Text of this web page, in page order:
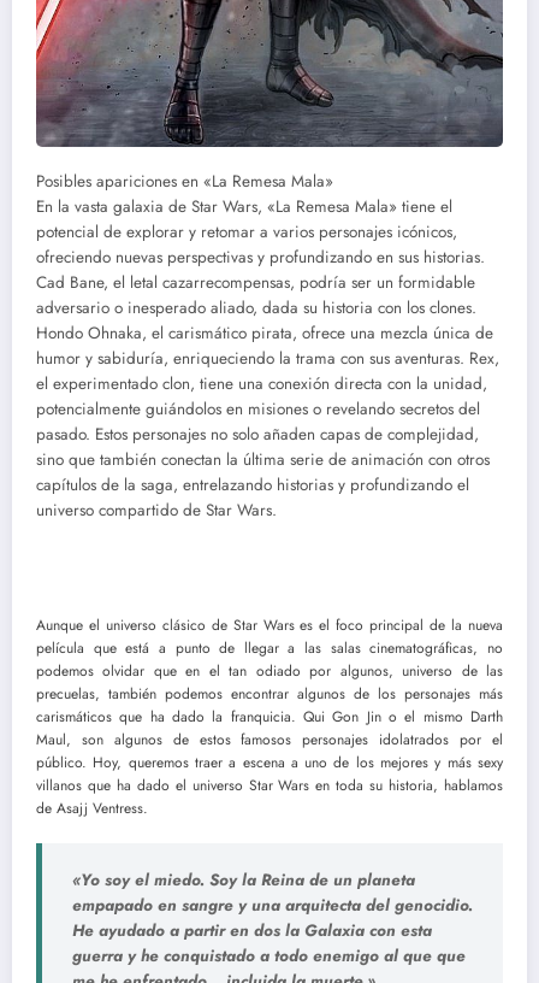
Posibles apariciones en «La Remesa Mala»
En la vasta galaxia de Star Wars, «La Remesa Mala» tiene el
potencial de explorar y retomar a varios personajes icónicos,
ofreciendo nuevas perspectivas y profundizando en sus historias.
Cad Bane, el letal cazarrecompensas, podría ser un formidable
adversario o inesperado aliado, dada su historia con los clones.
Hondo Ohnaka, el carismático pirata, ofrece una mezcla única de
humor y sabiduría, enriqueciendo la trama con sus aventuras. Rex,
el experimentado clon, tiene una conexión directa con la unidad,
potencialmente guiándolos en misiones o revelando secretos del
pasado. Estos personajes no solo añaden capas de complejidad,
sino que también conectan la última serie de animación con otros
capítulos de la saga, entrelazando historias y profundizando el
universo compartido de Star Wars.
Aunque el universo clásico de Star Wars es el foco principal de la nueva
película que está a punto de llegar a las salas cinematográficas, no
podemos olvidar que en el tan odiado por algunos, universo de las
precuelas, también podemos encontrar algunos de los personajes más
carismáticos que ha dado la franquicia. Qui Gon Jin o el mismo Darth
Maul, son algunos de estos famosos personajes idolatrados por el
público. Hoy, queremos traer a escena a uno de los mejores y más sexy
villanos que ha dado el universo Star Wars en toda su historia, hablamos
de Asajj Ventress.
«Yo soy el miedo. Soy la Reina de un planeta
empapado en sangre y una arquitecta del genocidio.
He ayudado a partir en dos la Galaxia con esta
guerra y he conquistado a todo enemigo al que que